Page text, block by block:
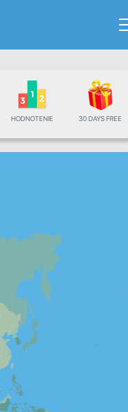
HODNOTENIE 30 DAYS FREE